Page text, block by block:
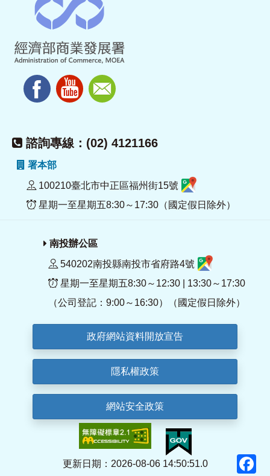
諮詢專線：(02) 4121166
署本部
100210臺北市中正區福州街15號
星期一至星期五8:30～17:30（國定假日除外）
南投辦公區
540202南投縣南投市省府路4號
星期一至星期五8:30～12:30 | 13:30～17:30
（公司登記：9:00～16:30）（國定假日除外）
政府網站資料開放宣告
隱私權政策
網站安全政策
更新日期：2026-08-06 14:50:51.0